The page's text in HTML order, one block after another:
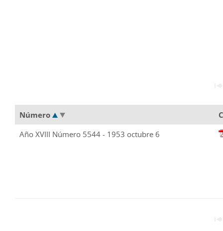
Número
Año XVIII Número 5544 - 1953 octubre 6